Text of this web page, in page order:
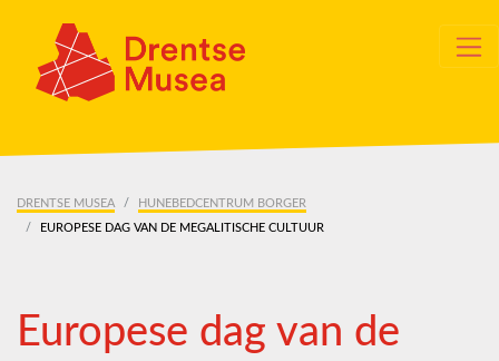
DRENTSE MUSEA
HUNEBEDCENTRUM BORGER
EUROPESE DAG VAN DE MEGALITISCHE CULTUUR
Europese dag van de